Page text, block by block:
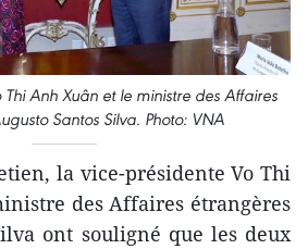
Anh Xuân et le ministre des Affaires
Santos Silva. Photo: VNA
la vice-présidente Vo Thi
des Affaires étrangères
ont souligné que les deux